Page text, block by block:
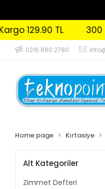
TL 300 TL
0216 680 2780
Home page Kırtasiye
Alt Kategoriler
Zimmet Defteri